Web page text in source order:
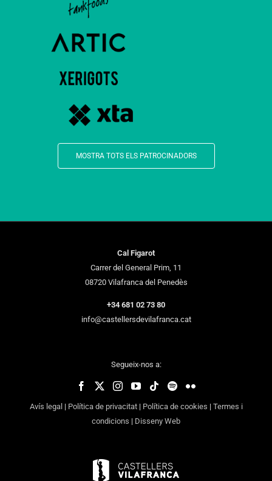
MOSTRA TOTS ELS PATROCINADORS
Cal Figarot
Carrer del General Prim, 11
08720 Vilafranca del Penedès
+34 681 02 73 80
info@castellersdevilafranca.cat
Segueix-nos a:
Avís legal | Política de privacitat| Política de cookies | Termes i
condicions | Disseny Web